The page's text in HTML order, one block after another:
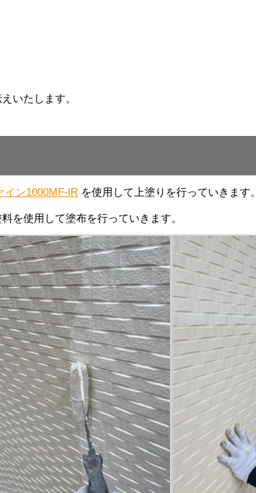
いたします。
ン1000MF-IR を使用して上塗りを行っていきます。
を使用して塗布を行っていきます。